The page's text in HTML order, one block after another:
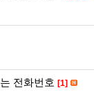
전화번호 [1]